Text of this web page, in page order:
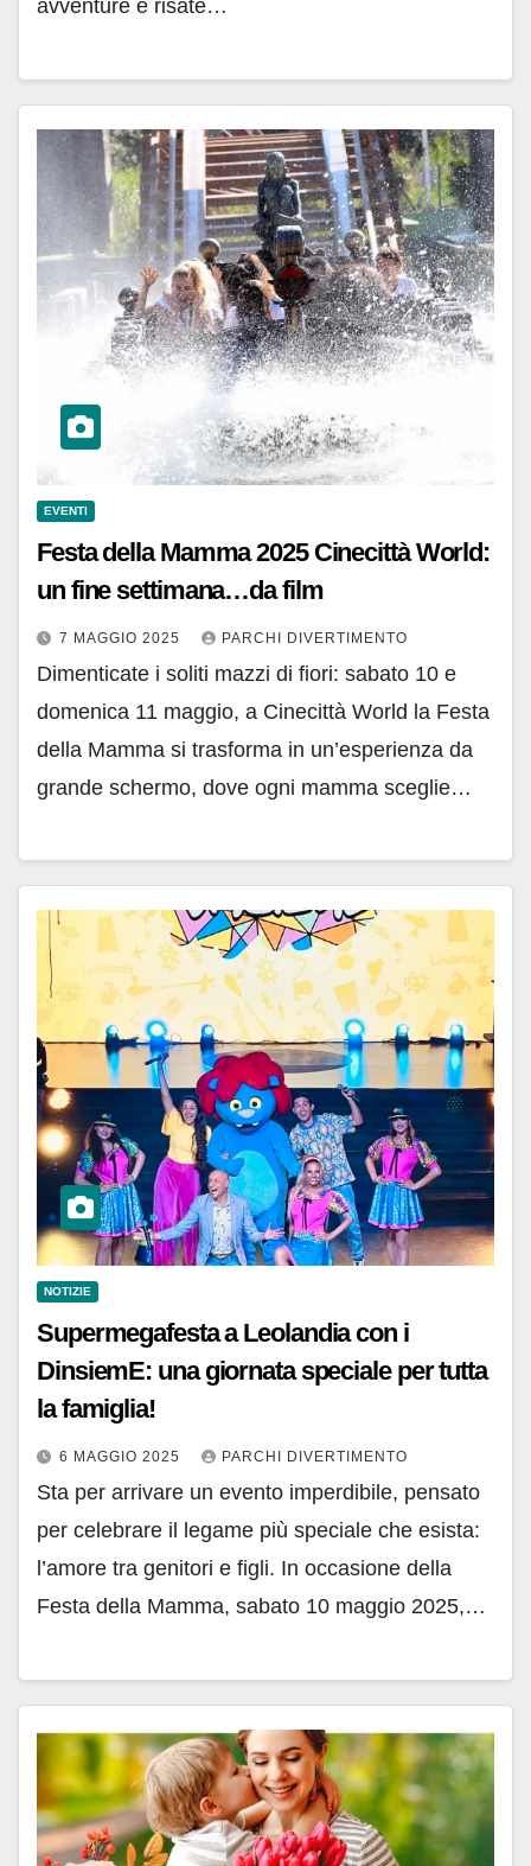
avventure e risate…
EVENTI
Festa della Mamma 2025 Cinecittà World:
un fine settimana…da film
7 MAGGIO 2025 PARCHI DIVERTIMENTO
Dimenticate i soliti mazzi di fiori: sabato 10 e
domenica 11 maggio, a Cinecittà World la Festa
della Mamma si trasforma in un’esperienza da
grande schermo, dove ogni mamma sceglie…
NOTIZIE
Supermegafesta a Leolandia con i
DinsiemE: una giornata speciale per tutta
la famiglia!
6 MAGGIO 2025 PARCHI DIVERTIMENTO
Sta per arrivare un evento imperdibile, pensato
per celebrare il legame più speciale che esista:
l’amore tra genitori e figli. In occasione della
Festa della Mamma, sabato 10 maggio 2025,…